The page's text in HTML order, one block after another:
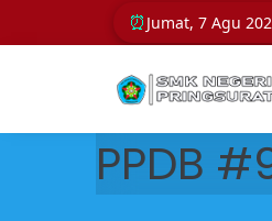
⏰ Jumat, 7 Agu
PPDB